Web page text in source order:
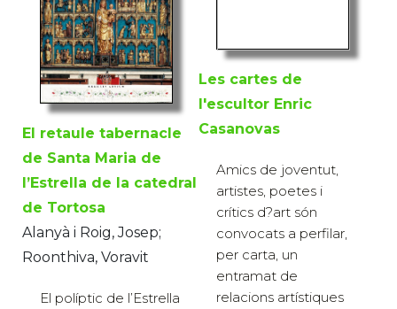
El retaule tabernacle
de Santa Maria de
l’Estrella de la catedral
de Tortosa
Alanyà i Roig, Josep;
Roonthiva, Voravit
El políptic de l’Estrella
Les cartes de
l'escultor Enric
Casanovas
Amics de joventut,
artistes, poetes i
crítics d?art són
convocats a perfilar,
per carta, un
entramat de
relacions artístiques